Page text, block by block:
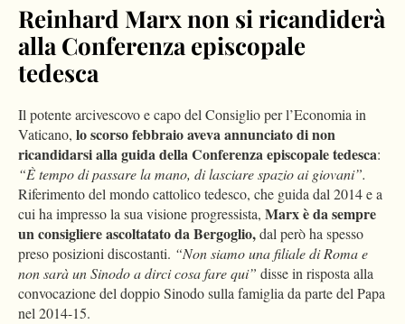
Reinhard Marx non si ricandiderà
alla Conferenza episcopale
tedesca
Il potente arcivescovo e capo del Consiglio per l’Economia in
Vaticano, lo scorso febbraio aveva annunciato di non
ricandidarsi alla guida della Conferenza episcopale tedesca:
“È tempo di passare la mano, di lasciare spazio ai giovani”.
Riferimento del mondo cattolico tedesco, che guida dal 2014 e a
cui ha impresso la sua visione progressista, Marx è da sempre
un consigliere ascoltatato da Bergoglio,dal però ha spesso
preso posizioni discostanti. “Non siamo una filiale di Roma e
non sarà un Sinodo a dirci cosa fare qui” disse in risposta alla
convocazione del doppio Sinodo sulla famiglia da parte del Papa
nel 2014-15.